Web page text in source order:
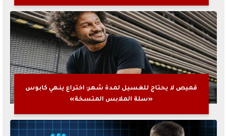
قميص لا يحتاج للغسيل لمدة شهر: اختراع ينهي كابوس
«سلة الملابس المتسخة»